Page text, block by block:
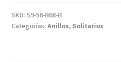
y
con
SKU: S9-56-B68-B
Categorías: Anillos, Solitarios